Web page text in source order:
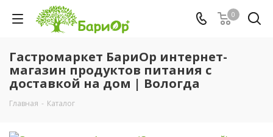
0
Гастромаркет БариОр интернет-
магазин продуктов питания с
доставкой на дом | Вологда
Главная - Каталог